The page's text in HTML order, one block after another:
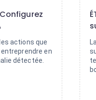
Configurez
actions que
en
détectée.